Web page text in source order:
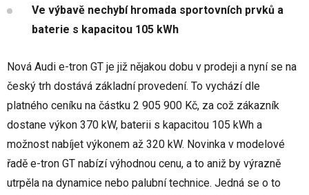
Ve výbavě nechybí hromada sportovních prvků a
baterie s kapacitou 105 kWh
Nová Audi e-tron GT je již nějakou dobu v prodeji a nyní se na
český trh dostává základní provedení. To vychází dle
platného ceníku na částku 2 905 900 Kč, za což zákazník
dostane výkon 370 kW, baterii s kapacitou 105 kWh a
možnost nabíjet výkonem až 320 kW. Novinka v modelové
řadě e-tron GT nabízí výhodnou cenu, a to aniž by výrazně
utrpěla na dynamice nebo palubní technice. Jedná se o to